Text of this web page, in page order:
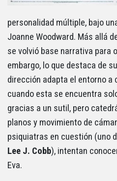
personalidad múltiple, bajo
Joanne Woodward. Más allá
se volvió base narrativa para
embargo, lo que destaca de
dirección adapta el entorno a
cuando esta se encuentra
gracias a un sutil, pero
planos y movimiento de
psiquiatras en cuestión (uno
Lee J. Cobb), intentan
Eva.